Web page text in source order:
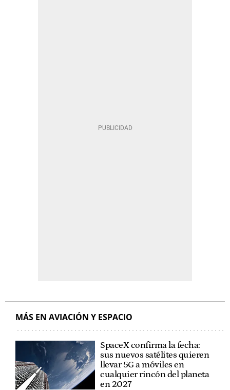
MÁS EN AVIACIÓN Y ESPACIO
SpaceX confirma la fecha:
sus nuevos satélites quieren
llevar 5G a móviles en
cualquier rincón del planeta
en 2027